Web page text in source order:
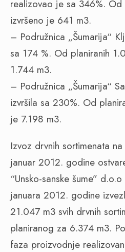
realizovao je sa 346%. Od
izvršeno je 641 m3.
– Podružnica „Šumarija“
sa 174 %. Od planiranih
1.744 m3.
– Podružnica „Šumarija“
izvršila sa 230%. Od
je 7.198 m3.
Izvoz drvnih sortimenata
januar 2012. godine
“Unsko-sanske šume”
januara 2012. godine
21.047 m3 svih drvnih
planiranog za 6.374 m3.
faza proizvodnje